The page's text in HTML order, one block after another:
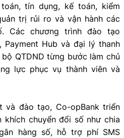
tín dụng, kế toán, kiểm
trị rủi ro và vận hành các
Các chương trình đào tạo
Payment Hub và đại lý thanh
QTDND từng bước làm chủ
lực phục vụ thành viên và
đào tạo, Co-opBank triển
khích chuyển đổi số như chia
hàng số, hỗ trợ phí SMS